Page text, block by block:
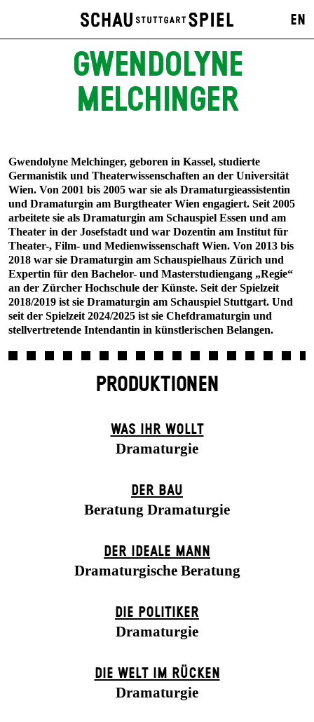
EN
GWENDOLYNE
MELCHINGER
Gwendolyne Melchinger, geboren in Kassel, studierte
Germanistik und Theaterwissenschaften an der Universität
Wien. Von 2001 bis 2005 war sie als Dramaturgieassistentin
und Dramaturgin am Burgtheater Wien engagiert. Seit 2005
arbeitete sie als Dramaturgin am Schauspiel Essen und am
Theater in der Josefstadt und war Dozentin am Institut für
Theater-, Film- und Medienwissenschaft Wien. Von 2013 bis
2018 war sie Dramaturgin am Schauspielhaus Zürich und
Expertin für den Bachelor- und Masterstudiengang „Regie“
an der Zürcher Hochschule der Künste. Seit der Spielzeit
2018/2019 ist sie Dramaturgin am Schauspiel Stuttgart. Und
seit der Spielzeit 2024/2025 ist sie Chefdramaturgin und
stellvertretende Intendantin in künstlerischen Belangen.
PRODUKTIONEN
WAS IHR WOLLT
Dramaturgie
DER BAU
Beratung Dramaturgie
DER IDEALE MANN
Dramaturgische Beratung
DIE POLITIKER
Dramaturgie
DIE WELT IM RÜCKEN
Dramaturgie